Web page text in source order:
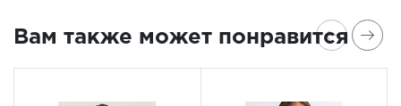
Вам также может понравится